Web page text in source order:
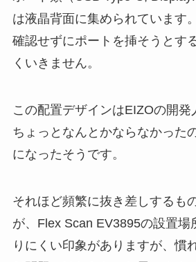
は液晶背面に集められています
確認せずにポートを挿そうとす
くいきません。
この配置デザインはEIZOの開発
ちょっとなんとかならなかった
になったそうです。
それほど頻繁に抜き差しするも
が、Flex Scan EV3895の設置場
りにくい印象がありますが、慣